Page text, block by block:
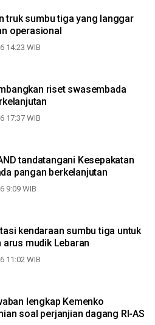
truk sumbu tiga yang langgar
operasional
14:23 WIB
riset swasembada
17:37 WIB
tandatangani Kesepakatan
pangan berkelanjutan
9:09 WIB
kendaraan sumbu tiga untuk
arus mudik Lebaran
11:02 WIB
lengkap Kemenko
soal perjanjian dagang RI-AS